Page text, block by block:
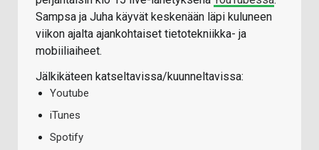
Sampsa ja Juha käyvät keskenään läpi kuluneen
viikon ajalta ajankohtaiset tietotekniikka- ja
mobiiliaiheet.
Jälkikäteen katseltavissa/kuunneltavissa:
Youtube
iTunes
Spotify